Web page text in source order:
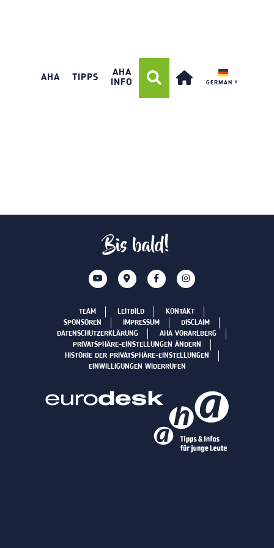
AHA TIPPS
AHA
INFO
GERMAN ▼
Bis bald!
TEAM LEITBILD
KONTAKT
SPONSOREN
IMPRESSUM
DISCLAIM
DATENSCHUTZERKLÄRUNG
AHA VORARLBERG
PRIVATSPHÄRE-EINSTELLUNGEN ÄNDERN
HISTORIE DER PRIVATSPHÄRE-EINSTELLUNGEN
EINWILLIGUNGEN WIDERRUFEN